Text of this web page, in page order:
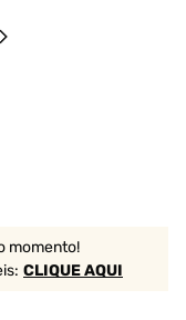
momento!
: CLIQUE AQUI